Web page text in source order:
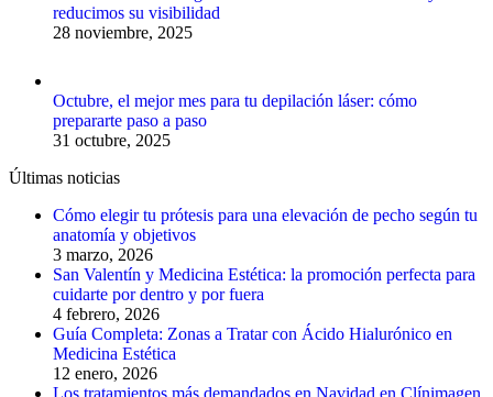
reducimos su visibilidad
28 noviembre, 2025
Octubre, el mejor mes para tu depilación láser: cómo
prepararte paso a paso
31 octubre, 2025
Últimas noticias
Cómo elegir tu prótesis para una elevación de pecho según tu
anatomía y objetivos
3 marzo, 2026
San Valentín y Medicina Estética: la promoción perfecta para
cuidarte por dentro y por fuera
4 febrero, 2026
Guía Completa: Zonas a Tratar con Ácido Hialurónico en
Medicina Estética
12 enero, 2026
Los tratamientos más demandados en Navidad en Clínimagen